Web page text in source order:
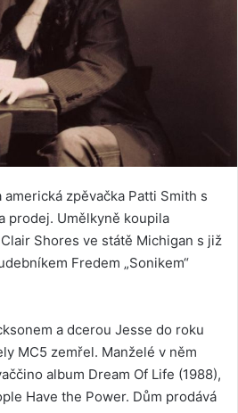
zpěvačka Patti Smith s
prodej. Umělkyně koupila
Shores ve státě Michigan s již
Fredem „Sonikem“
a dcerou Jesse do roku
MC5 zemřel. Manželé v něm
album Dream Of Life (1988),
Have the Power. Dům prodává